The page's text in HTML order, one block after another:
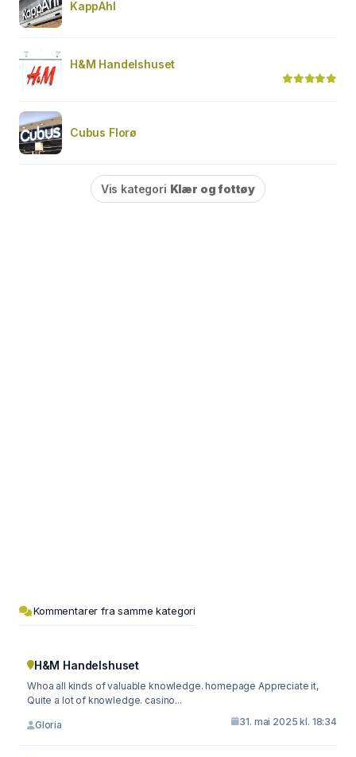
KappAhl
H&M Handelshuset
Cubus Florø
Vis kategori Klær og fottøy
Kommentarer fra samme kategori
H&M Handelshuset
Whoa all kinds of valuable knowledge. homepage Appreciate it,
Quite a lot of knowledge. casino...
Gloria 31. mai 2025 kl. 18:34